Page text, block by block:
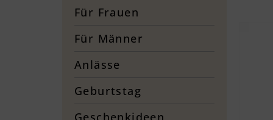
Für Frauen
Für Männer
Anlässe
Geburtstag
Geschenkideen